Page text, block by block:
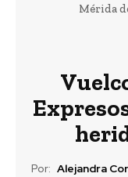
Mérida
Por: Alejandra